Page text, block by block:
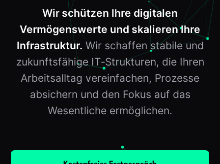
Wir schützen Ihre digitalen
Vermögenswerte und skalieren Ihre
Infrastruktur. Wir schaffen stabile und
zukunftsfähige IT‑Strukturen, die Ihren
Arbeitsalltag vereinfachen, Prozesse
absichern und den Fokus auf das
Wesentliche ermöglichen.